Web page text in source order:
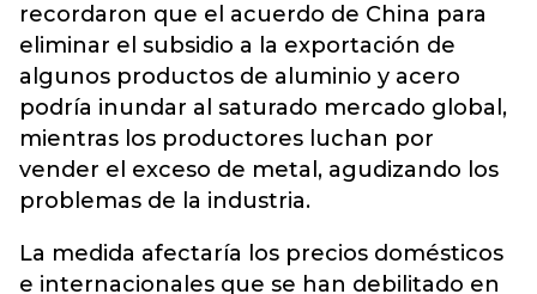
recordaron que el acuerdo de China para
eliminar el subsidio a la exportación de
algunos productos de aluminio y acero
podría inundar al saturado mercado global,
mientras los productores luchan por
vender el exceso de metal, agudizando los
problemas de la industria.
La medida afectaría los precios domésticos
e internacionales que se han debilitado en